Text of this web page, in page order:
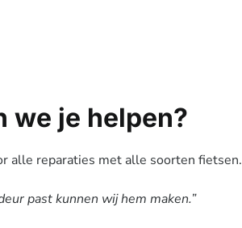
we je helpen?
alle reparaties met alle soorten fietsen.
past kunnen wij hem maken.”